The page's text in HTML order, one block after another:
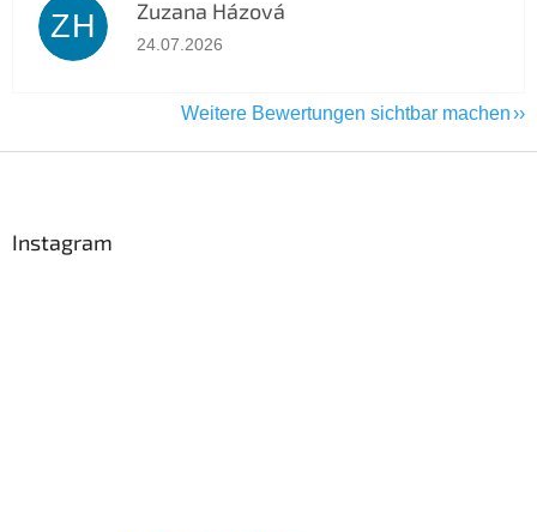
ZH Zuzana Házová
Die Shop-Bewertung beträgt 5 von 5 Sternen.
24.07.2026
Weitere Bewertungen sichtbar machen
Instagram